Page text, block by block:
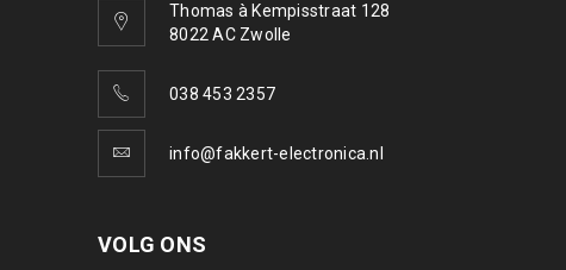
Thomas à Kempisstraat 128
8022 AC Zwolle
038 453 2357
info@fakkert-electronica.nl
VOLG ONS